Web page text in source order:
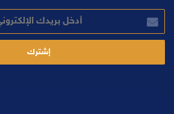
بريدك
الإلكتروني